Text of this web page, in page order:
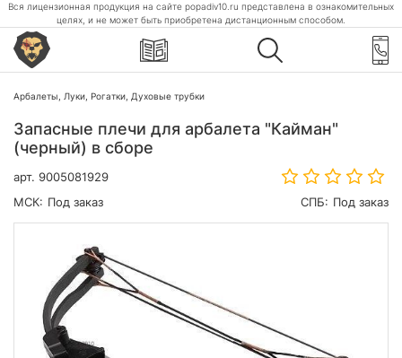
Вся лицензионная продукция на сайте popadiv10.ru представлена в ознакомительных
целях, и не может быть приобретена дистанционным способом.
Арбалеты, Луки, Рогатки, Духовые трубки
Запасные плечи для арбалета "Кайман"
(черный) в сборе
арт. 9005081929
МСК: Под заказ СПБ: Под заказ